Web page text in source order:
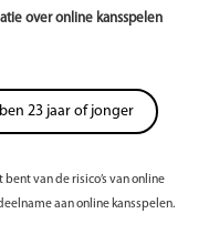
over online kansspelen
23 jaar of jonger
van de risico’s van online
aan online kansspelen.